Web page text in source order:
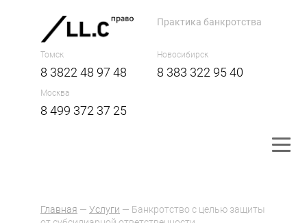
Практика банкротства
Томск
8 3822 48 97 48
Новосибирск
8 383 322 95 40
Москва
8 499 372 37 25
Главная — Услуги — Банкротство с целью защиты